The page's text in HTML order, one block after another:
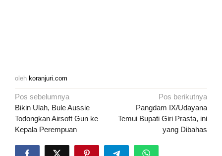
oleh koranjuri.com
Navigasi
pos
Pos sebelumnya
Bikin Ulah, Bule Aussie
Todongkan Airsoft Gun ke
Kepala Perempuan
Pos berikutnya
Pangdam IX/Udayana
Temui Bupati Giri Prasta, ini
yang Dibahas